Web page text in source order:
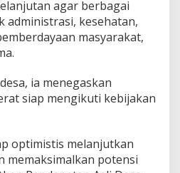
agar berbagai
administrasi, kesehatan,
masyarakat,
ia menegaskan
siap mengikuti kebijakan
optimistis melanjutkan
memaksimalkan potensi